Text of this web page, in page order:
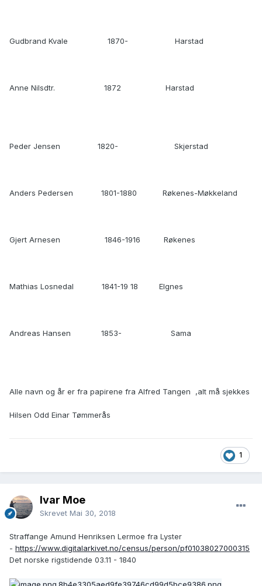
Gudbrand Kvale 1870- Harstad
Anne Nilsdtr. 1872 Harstad
Peder Jensen 1820- Skjerstad
Anders Pedersen 1801-1880 Røkenes-Møkkeland
Gjert Arnesen 1846-1916 Røkenes
Mathias Losnedal 1841-19 18 Elgnes
Andreas Hansen 1853- Sama
Alle navn og år er fra papirene fra Alfred Tangen ,alt må sjekkes
Hilsen Odd Einar Tømmerås
1
Ivar Moe
Skrevet Mai 30, 2018
Straffange Amund Henriksen Lermoe fra Lyster
- https://www.digitalarkivet.no/census/person/pf01038027000315
Det norske rigstidende 03.11 - 1840